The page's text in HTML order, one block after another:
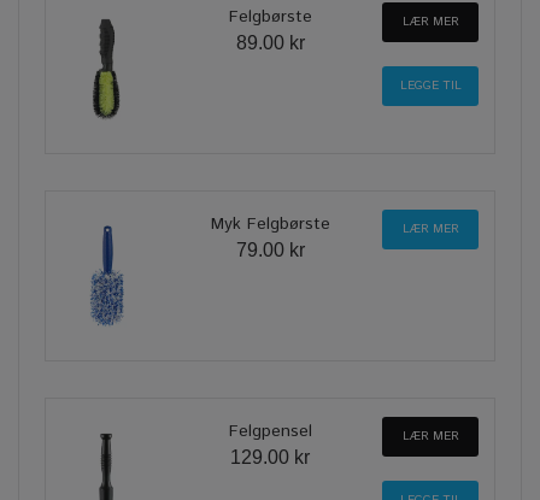
Felgbørste
89.00 kr
LÆR MER
Myk Felgbørste
79.00 kr
LÆR MER
Felgpensel
129.00 kr
LÆR MER